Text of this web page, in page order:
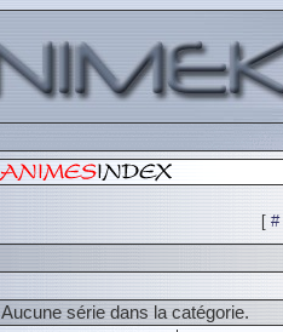
[ #
Aucune série dans la catégorie.